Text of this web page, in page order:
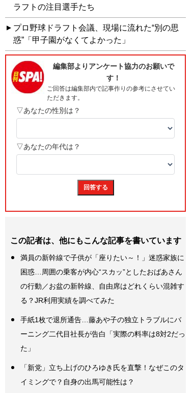
ラフトの注目選手たち
プロ野球ドラフト会議、現場に流れた“別の思
惑”「甲子園がなくてよかった」
この記者は、他にもこんな記事を書いています
満員の新幹線で子供が「座りたい～！」迷惑家族に
困惑…周囲の乗客が内心“スカッ”としたおばあさん
の行動／お盆の新幹線、自由席はどれくらい混雑す
る？JR利用実績を調べてみた
手紙1枚で退所通告…藤あや子の独立トラブルにバ
ーニング二代目社長が告白「実際の料率は8対2だっ
た」
「新党」立ち上げのひろゆき氏を直撃！なぜこのタ
イミングで？自身の出馬可能性は？